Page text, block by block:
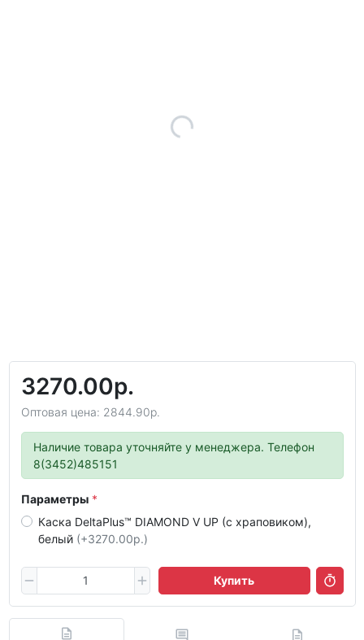
3270.00р.
Оптовая цена: 2844.90р.
Наличие товара уточняйте у менеджера. Телефон
8(3452)485151
Параметры
Каска DeltaPlus™ DIAMOND V UP (с храповиком),
белый (+3270.00р.)
Купить